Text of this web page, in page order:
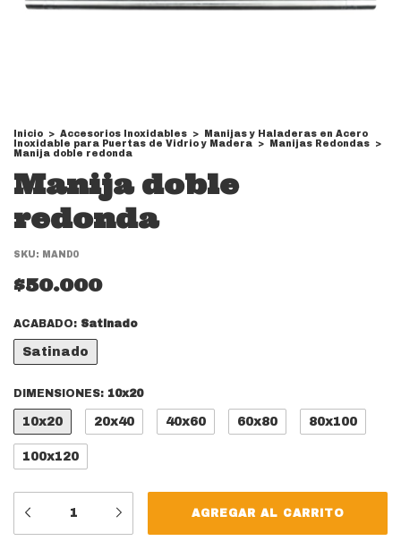
Inicio > Accesorios Inoxidables >
Manijas y Haladeras en Acero
Inoxidable para Puertas de Vidrio y Madera
> Manijas Redondas
>
Manija doble redonda
Manija doble
redonda
SKU: MAND0
$50.000
ACABADO: Satinado
Satinado
DIMENSIONES: 10x20
10x20 20x40 40x60 60x80 80x100
100x120